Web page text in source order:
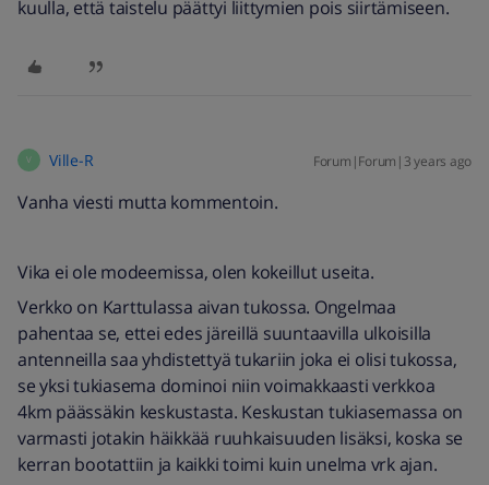
kuulla, että taistelu päättyi liittymien pois siirtämiseen.
V Ville-R Forum|Forum|3 years ago
Vanha viesti mutta kommentoin.
Vika ei ole modeemissa, olen kokeillut useita.
Verkko on Karttulassa aivan tukossa. Ongelmaa
pahentaa se, ettei edes järeillä suuntaavilla ulkoisilla
antenneilla saa yhdistettyä tukariin joka ei olisi tukossa,
se yksi tukiasema dominoi niin voimakkaasti verkkoa
4km päässäkin keskustasta. Keskustan tukiasemassa on
varmasti jotakin häikkää ruuhkaisuuden lisäksi, koska se
kerran bootattiin ja kaikki toimi kuin unelma vrk ajan.